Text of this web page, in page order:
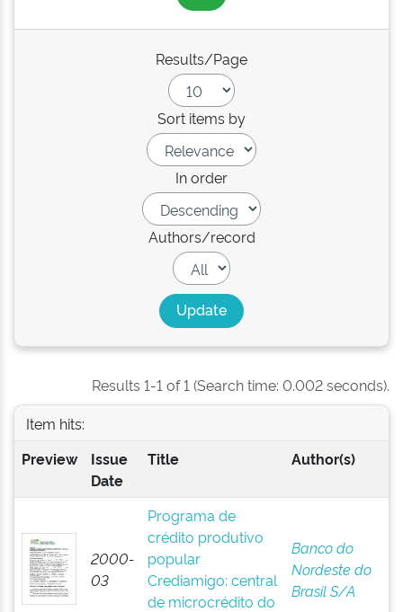
Results/Page
Sort items by
In order
Authors/record
Results 1-1 of 1 (Search time: 0.002 seconds).
Item hits:
Preview
Issue
Date
Title Author(s)
2000-
03
Programa de
crédito produtivo
popular
Crediamigo: central
de microcrédito do
Banco do
Nordeste do
Brasil S/A